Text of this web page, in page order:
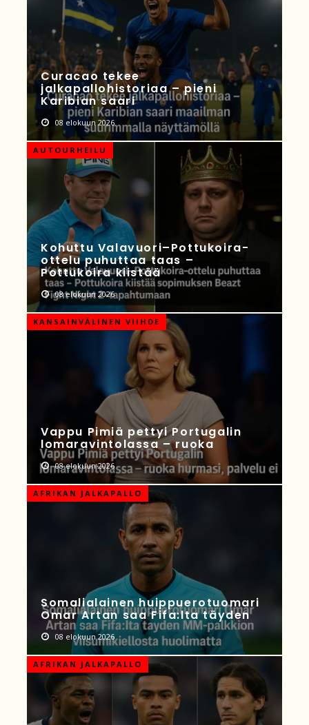
Curacao tekee
jalkapallohistoriaa – pieni
Karibian saari
08 elokuun 2026
AUTOURHEILU
Kohuttu Valavuori–Pottukoira-
ottelu puhuttaa taas –
Pottukoira kiistää
08 elokuun 2026
KANSAINVÄLINEN VIIHDE
Vappu Pimiä pettyi Portugalin
lomaravintolassa – ruoka
08 elokuun 2026
AFRIKAN JALKAPALLO
Somalialainen huippuerotuomari
Omar Artan saa Fifa:lta täyden
08 elokuun 2026
AFRIKAN JALKAPALLO